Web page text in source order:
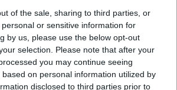
of the sale, sharing to third parties, or
or sensitive information for
by us, please use the below opt-out
selection. Please note that after your
you may continue seeing
on personal information utilized by
disclosed to third parties prior to
šalių sistemų patikimumą.
MW galios jungtis bus 330